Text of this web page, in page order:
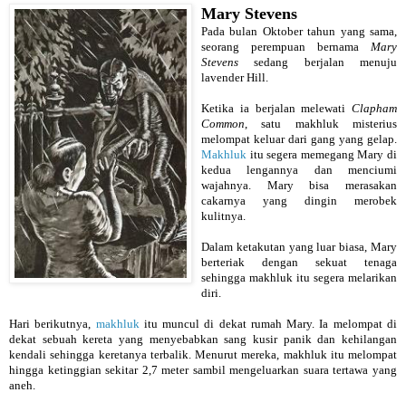
Mary Stevens
Pada bulan Oktober tahun yang sama,
seorang perempuan bernama Mary
Stevens sedang berjalan menuju
lavender Hill.
Ketika ia berjalan melewati Clapham
Common , satu makhluk misterius
melompat keluar dari gang yang gelap.
Makhluk itu segera memegang Mary di
kedua lengannya dan menciumi
wajahnya. Mary bisa merasakan
cakarnya yang dingin merobek
kulitnya.
Dalam ketakutan yang luar biasa, Mary
berteriak dengan sekuat tenaga
sehingga makhluk itu segera melarikan
diri.
Hari berikutnya, makhluk itu muncul di dekat rumah Mary. Ia melompat di
dekat sebuah kereta yang menyebabkan sang kusir panik dan kehilangan
kendali sehingga keretanya terbalik. Menurut mereka, makhluk itu melompat
hingga ketinggian sekitar 2,7 meter sambil mengeluarkan suara tertawa yang
aneh.